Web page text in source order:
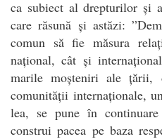
ca subiect al drepturilor și
care răsună și astăzi:
comun să fie măsura
național, cât și
marile moșteniri ale
comunității internaționale,
lea, se pune în
construi pacea pe baza